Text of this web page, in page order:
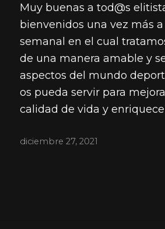
Muy buenas a tod@s
bienvenidos una vez más
semanal en el cual
de una manera amable y
aspectos del mundo
os pueda servir para
calidad de vida y
diciembre 27, 2021